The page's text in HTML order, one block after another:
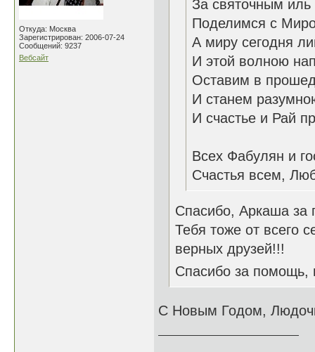
Откуда: Москва
Зарегистрирован: 2006-07-24
Сообщений: 9237
Вебсайт
За святочным
Поделимся с
А миру сегодня
И этой волною
Оставим в
И станем
И счастье и Рай
Всех Фабулян и
Счастья всем,
Спасибо, Аркаша за
Тебя тоже от всего
верных друзей!!!
Спасибо за
С Новым Годом,